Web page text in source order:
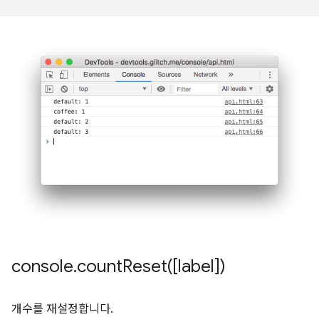
console.countReset([label])
개수를 재설정합니다.